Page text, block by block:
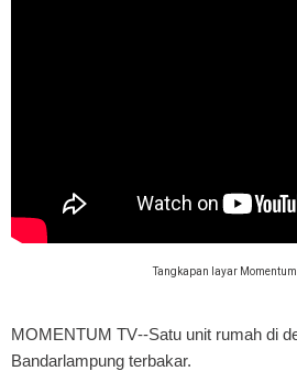
Tangkapan layar Momentum
MOMENTUM TV--Satu unit rumah di
Bandarlampung terbakar.